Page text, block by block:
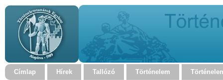
Címlap Hírek Tallózó Történelem